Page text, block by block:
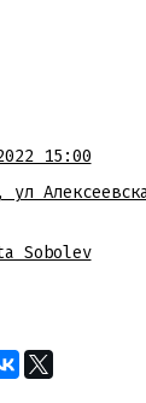
15:00
ул
Sobolev